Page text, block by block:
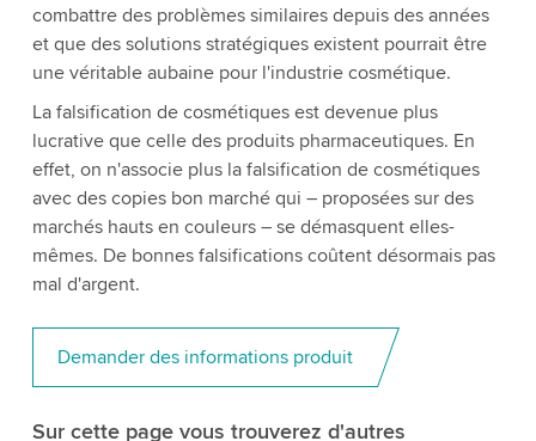
combattre des problèmes similaires depuis des années
et que des solutions stratégiques existent pourrait être
une véritable aubaine pour l'industrie cosmétique.
La falsification de cosmétiques est devenue plus
lucrative que celle des produits pharmaceutiques. En
effet, on n'associe plus la falsification de cosmétiques
avec des copies bon marché qui – proposées sur des
marchés hauts en couleurs – se démasquent elles-
mêmes. De bonnes falsifications coûtent désormais pas
mal d'argent.
Demander des informations produit
Sur cette page vous trouverez d'autres